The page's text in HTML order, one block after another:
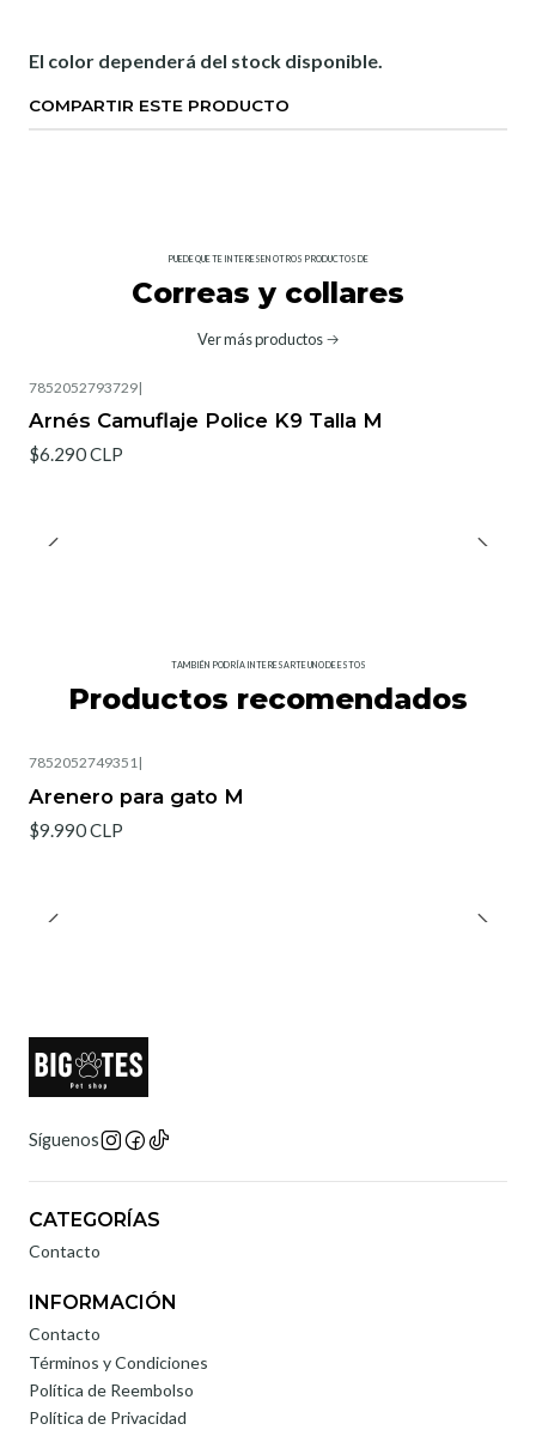
El color dependerá del stock disponible.
COMPARTIR ESTE PRODUCTO
PUEDE QUE TE INTERESEN OTROS PRODUCTOS DE
Correas y collares
Ver más productos
7852052793729|
Arnés Camuflaje Police K9 Talla M
$6.290 CLP
TAMBIÉN PODRÍA INTERESARTE UNO DE ESTOS
Productos recomendados
7852052749351|
Arenero para gato M
$9.990 CLP
Síguenos
CATEGORÍAS
Contacto
INFORMACIÓN
Contacto
Términos y Condiciones
Política de Reembolso
Política de Privacidad